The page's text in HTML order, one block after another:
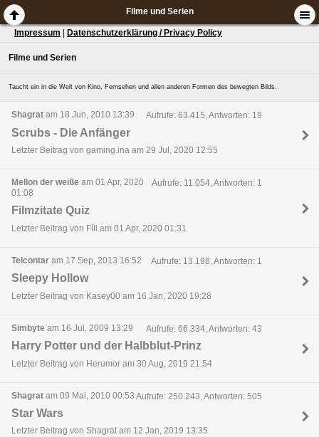
Filme und Serien
Impressum Datenschutzerklärung / Privacy Policy
Filme und Serien
Taucht ein in die Welt von Kino, Fernsehen und allen anderen Formen des bewegten Bilds.
Shagrat am 18 Jun, 2010 13:39 Aufrufe: 63.415, Antworten: 19
Scrubs - Die Anfänger
Letzter Beitrag von gaming.ina am 29 Jul, 2020 12:55
Mellon der weiße am 01 Apr, 2020
01:08
Aufrufe: 11.054, Antworten: 1
Filmzitate Quiz
Letzter Beitrag von Fíli am 01 Apr, 2020 01:31
Telcontar am 17 Sep, 2013 16:52 Aufrufe: 13.198, Antworten: 1
Sleepy Hollow
Letzter Beitrag von Kasey00 am 16 Jan, 2020 19:28
Simbyte am 16 Jul, 2009 13:29 Aufrufe: 66.334, Antworten: 43
Harry Potter und der Halbblut-Prinz
Letzter Beitrag von Herumor am 30 Aug, 2019 21:54
Shagrat am 09 Mai, 2010 00:53 Aufrufe: 250.243, Antworten: 505
Star Wars
Letzter Beitrag von Shagrat am 12 Jan, 2019 13:35